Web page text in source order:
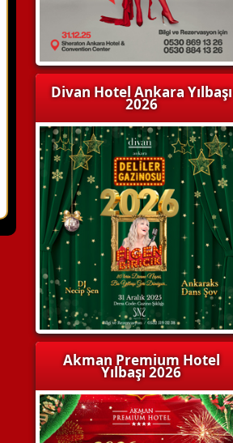
Divan Hotel Ankara Yılbaşı
2026
Akman Premium Hotel
Yılbaşı 2026